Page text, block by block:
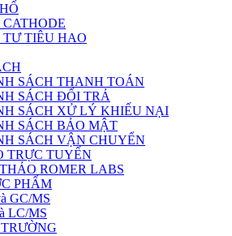
TIÊU HAO
SÁCH THANH TOÁN
SÁCH ĐỔI TRẢ
SÁCH XỬ LÝ KHIẾU NẠI
SÁCH BẢO MẬT
SÁCH VẬN CHUYỂN
TRỰC TUYẾN
ROMER LABS
PHẨM
GC/MS
LC/MS